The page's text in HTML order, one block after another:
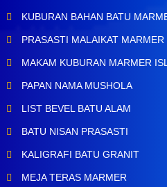
KUBURAN BAHAN BATU
PRASASTI MALAIKAT MARMER
MAKAM KUBURAN MARMER
PAPAN NAMA MUSHOLA
LIST BEVEL BATU ALAM
BATU NISAN PRASASTI
KALIGRAFI BATU GRANIT
MEJA TERAS MARMER